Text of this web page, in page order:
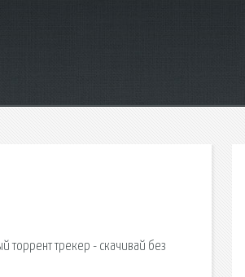
торрент трекер - скачивай без